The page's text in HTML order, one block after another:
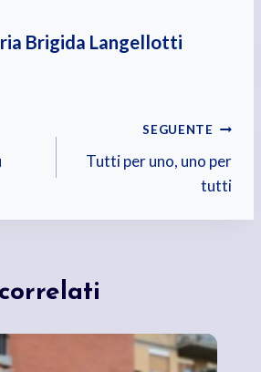
Brigida Langellotti
SEGUENTE
Tutti per uno, uno per
tutti